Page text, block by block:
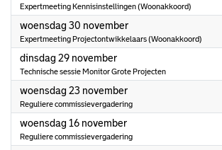
Expertmeeting Kennisinstellingen (Woonakkoord)
woensdag 30 november2022
Expertmeeting Projectontwikkelaars (Woonakkoord)
dinsdag 29 november2022
Technische sessie Monitor Grote Projecten
woensdag 23 november2022
Reguliere commissievergadering
woensdag 16 november2022
Reguliere commissievergadering